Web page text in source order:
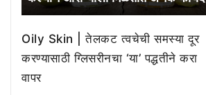
Oily Skin | तेलकट त्वचेची समस्या दूर
करण्यासाठी ग्लिसरीनचा ‘या’ पद्धतीने करा
वापर